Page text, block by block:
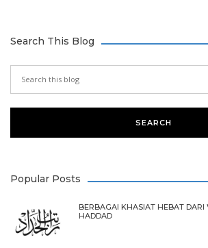
Search This Blog
Popular Posts
BERBAGAI KHASIAT HEBAT DARI
HADDAD